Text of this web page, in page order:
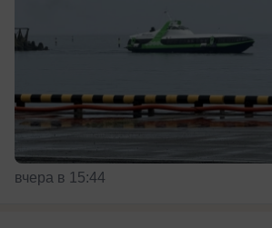
вчера в 15:44